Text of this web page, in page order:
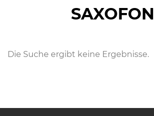
SAXOFON
Die Suche ergibt keine Ergebnisse.